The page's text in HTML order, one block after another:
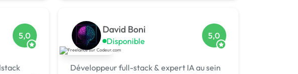
5,0
David Boni
Disponible
5,0
Développeur full-stack & expert IA au sein